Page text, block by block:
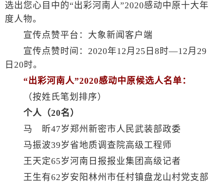
选出您心目中的“出彩河南人”2020感动中原十大年
度人物。
宣传点赞平台：大象新闻客户端
宣传点赞时间：2020年12月25日8时—12月29
日20时。
“出彩河南人”2020感动中原候选人名单：
（按姓氏笔划排序）
个人（20名）
马 昕47岁郑州新密市人民武装部政委
马振波39岁省地质调查院高级工程师
王天定65岁河南日报报业集团高级记者
王生有62岁安阳林州市任村镇盘龙山村党支部